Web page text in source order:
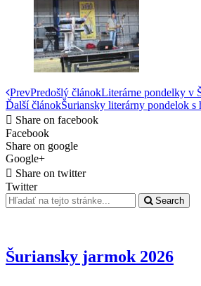
PrevPredošlý článokLiterárne pondelky v
Ďalší článokŠuriansky literárny pondelok s
Share on facebook
Facebook
Share on google
Google+
Share on twitter
Twitter
Search
Šuriansky jarmok 2026